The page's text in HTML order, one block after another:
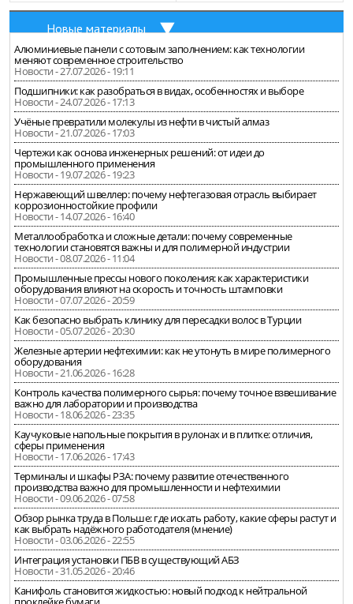
Новые материалы
Алюминиевые панели с сотовым заполнением: как технологии
меняют современное строительство
Новости - 27.07.2026 - 19:11
Подшипники: как разобраться в видах, особенностях и выборе
Новости - 24.07.2026 - 17:13
Учёные превратили молекулы из нефти в чистый алмаз
Новости - 21.07.2026 - 17:03
Чертежи как основа инженерных решений: от идеи до
промышленного применения
Новости - 19.07.2026 - 19:23
Нержавеющий швеллер: почему нефтегазовая отрасль выбирает
коррозионностойкие профили
Новости - 14.07.2026 - 16:40
Металлообработка и сложные детали: почему современные
технологии становятся важны и для полимерной индустрии
Новости - 08.07.2026 - 11:04
Промышленные прессы нового поколения: как характеристики
оборудования влияют на скорость и точность штамповки
Новости - 07.07.2026 - 20:59
Как безопасно выбрать клинику для пересадки волос в Турции
Новости - 05.07.2026 - 20:30
Железные артерии нефтехимии: как не утонуть в мире полимерного
оборудования
Новости - 21.06.2026 - 16:28
Контроль качества полимерного сырья: почему точное взвешивание
важно для лаборатории и производства
Новости - 18.06.2026 - 23:35
Каучуковые напольные покрытия в рулонах и в плитке: отличия,
сферы применения
Новости - 17.06.2026 - 17:43
Терминалы и шкафы РЗА: почему развитие отечественного
производства важно для промышленности и нефтехимии
Новости - 09.06.2026 - 07:58
Обзор рынка труда в Польше: где искать работу, какие сферы растут и
как выбрать надёжного работодателя (мнение)
Новости - 03.06.2026 - 22:55
Интеграция установки ПБВ в существующий АБЗ
Новости - 31.05.2026 - 20:46
Канифоль становится жидкостью: новый подход к нейтральной